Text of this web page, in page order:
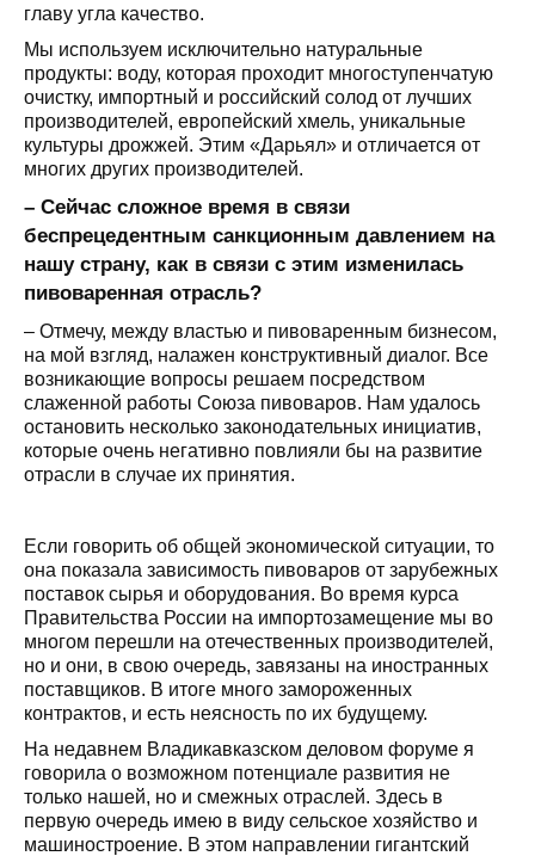
главу угла качество.
Мы используем исключительно натуральные
продукты: воду, которая проходит многоступенчатую
очистку, импортный и российский солод от лучших
производителей, европейский хмель, уникальные
культуры дрожжей. Этим «Дарьял» и отличается от
многих других производителей.
– Сейчас сложное время в связи
беспрецедентным санкционным давлением на
нашу страну, как в связи с этим изменилась
пивоваренная отрасль?
– Отмечу, между властью и пивоваренным бизнесом,
на мой взгляд, налажен конструктивный диалог. Все
возникающие вопросы решаем посредством
слаженной работы Союза пивоваров. Нам удалось
остановить несколько законодательных инициатив,
которые очень негативно повлияли бы на развитие
отрасли в случае их принятия.
Если говорить об общей экономической ситуации, то
она показала зависимость пивоваров от зарубежных
поставок сырья и оборудования. Во время курса
Правительства России на импортозамещение мы во
многом перешли на отечественных производителей,
но и они, в свою очередь, завязаны на иностранных
поставщиков. В итоге много замороженных
контрактов, и есть неясность по их будущему.
На недавнем Владикавказском деловом форуме я
говорила о возможном потенциале развития не
только нашей, но и смежных отраслей. Здесь в
первую очередь имею в виду сельское хозяйство и
машиностроение. В этом направлении гигантский